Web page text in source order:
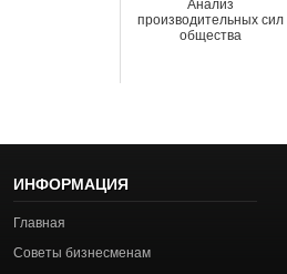
Анализ
производительных сил
общества
ИНФОРМАЦИЯ
Главная
Советы бизнесменам